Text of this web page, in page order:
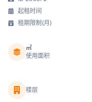
起租时间
租期限制(月)
㎡
使用面积
楼层